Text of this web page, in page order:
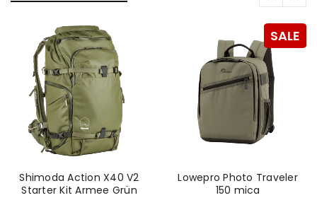
Benutzername oder E-Mail-Adresse
Passwort*
Anmeldeformular geschützt durch WP Captcha
Shimoda Action X40 V2
Starter Kit Armee Grün
SALE
Lowepro Photo Traveler
150 mica